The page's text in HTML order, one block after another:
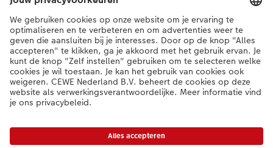
bereikbaar op
03/302.08.02
Betaalopties
Kwaliteit & zekerheid